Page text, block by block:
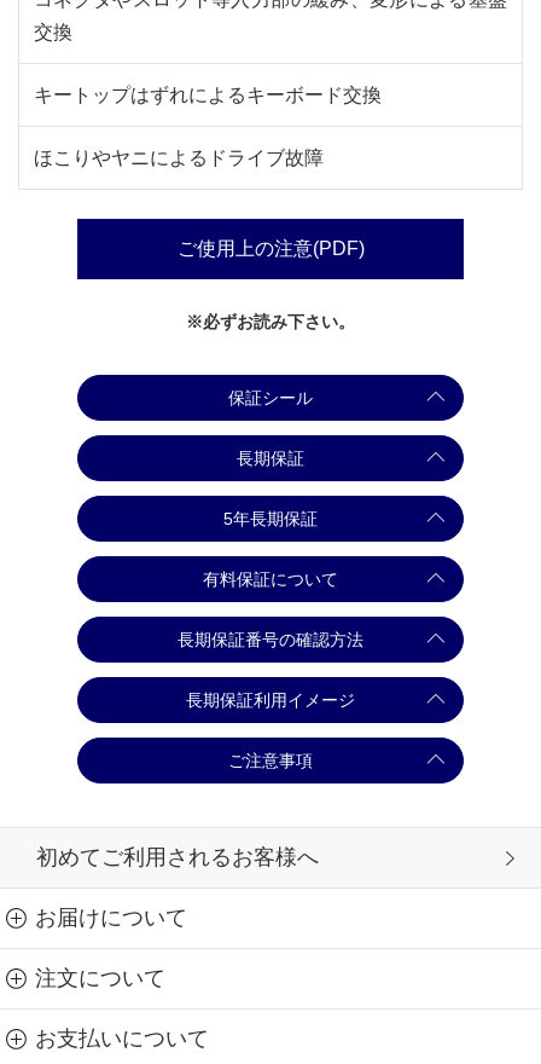
交換
キートップはずれによるキーボード交換
ほこりやヤニによるドライブ故障
ご使用上の注意(PDF)
※必ずお読み下さい。
保証シール
長期保証
5年長期保証
有料保証について
長期保証番号の確認方法
長期保証利用イメージ
ご注意事項
初めてご利用されるお客様へ
お届けについて
注文について
お支払いについて